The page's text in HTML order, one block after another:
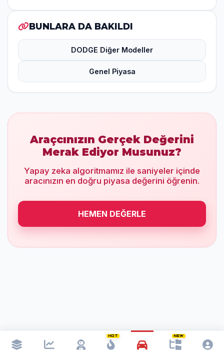
HOT NEW
BUNLARA DA BAKILDI
DODGE Diğer Modeller
Genel Piyasa
Araçcınızın Gerçek Değerini
Merak Ediyor Musunuz?
Yapay zeka algoritmamız ile saniyeler içinde
aracınızın en doğru piyasa değerini öğrenin.
HEMEN DEĞERLE